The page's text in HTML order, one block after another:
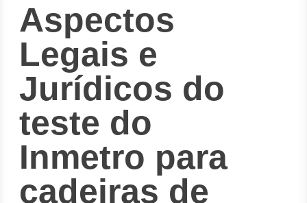
Aspectos
Legais e
Jurídicos do
teste do
Inmetro para
cadeiras de